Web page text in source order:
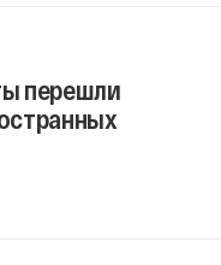
перешли